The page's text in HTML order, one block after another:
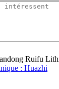
Ruifu
: Huazhi